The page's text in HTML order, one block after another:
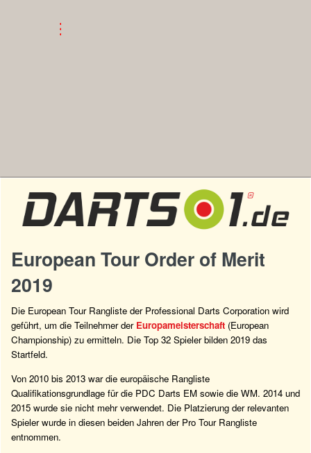
European Tour Order of Merit
2019
Die European Tour Rangliste der Professional Darts Corporation wird
geführt, um die Teilnehmer der Europameisterschaft (European
Championship) zu ermitteln. Die Top 32 Spieler bilden 2019 das
Startfeld.
Von 2010 bis 2013 war die europäische Rangliste
Qualifikationsgrundlage für die PDC Darts EM sowie die WM. 2014 und
2015 wurde sie nicht mehr verwendet. Die Platzierung der relevanten
Spieler wurde in diesen beiden Jahren der Pro Tour Rangliste
entnommen.